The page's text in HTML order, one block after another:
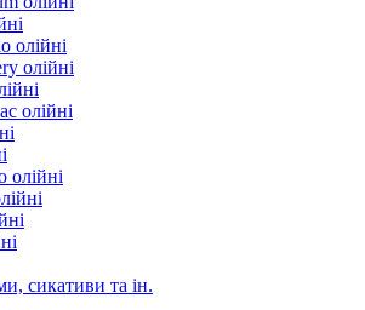
олійні
олійні
олійні
олійні
сикативи та ін.